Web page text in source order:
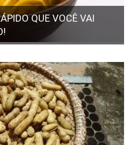
QUE VOCÊ VAI